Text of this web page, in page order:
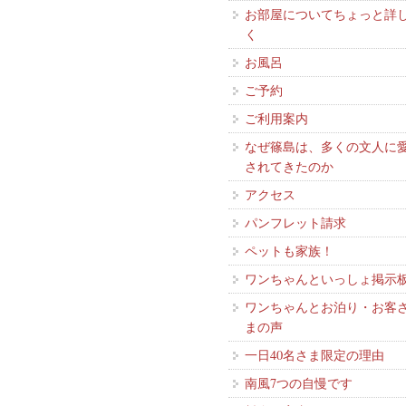
お部屋についてちょっと詳
く
お風呂
ご予約
ご利用案内
なぜ篠島は、多くの文人に
されてきたのか
アクセス
パンフレット請求
ペットも家族！
ワンちゃんといっしょ掲示
ワンちゃんとお泊り・お客さ
まの声
一日40名さま限定の理由
南風7つの自慢です